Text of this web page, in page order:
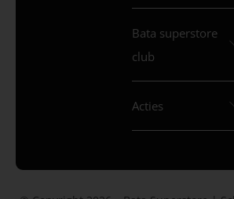
Bata superstore
club
Acties